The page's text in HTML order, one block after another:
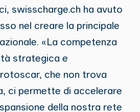
swisscharge.ch ha avuto
nel creare la principale
«La competenza
strategica e
che non trova
ci permette di accelerare
della nostra rete